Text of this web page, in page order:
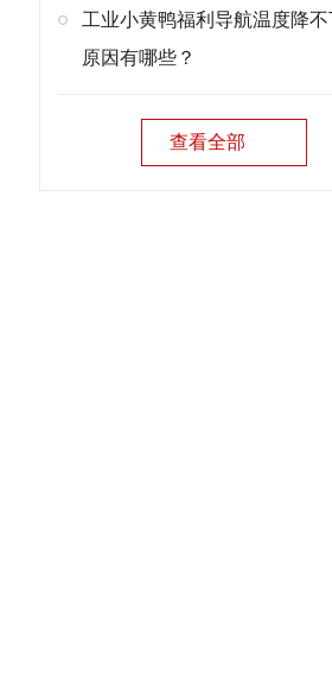
工业小黄鸭福利导航温度降不
原因有哪些？
查看全部